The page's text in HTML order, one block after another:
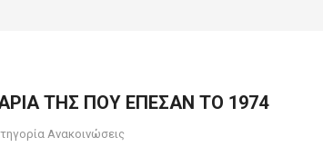
ΤΗΣ ΠΟΥ ΕΠΕΣΑΝ ΤΟ 1974
Ανακοινώσεις